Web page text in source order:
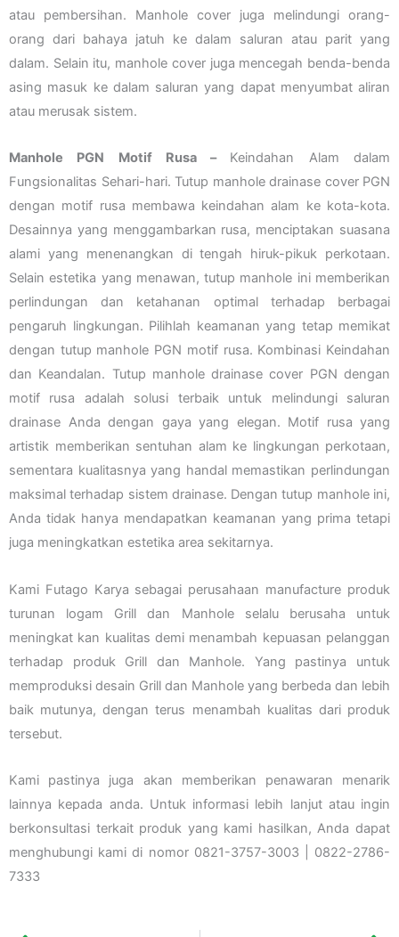
atau pembersihan. Manhole cover juga melindungi orang-
orang dari bahaya jatuh ke dalam saluran atau parit yang
dalam. Selain itu, manhole cover juga mencegah benda-benda
asing masuk ke dalam saluran yang dapat menyumbat aliran
atau merusak sistem.
Manhole PGN Motif Rusa – Keindahan Alam dalam
Fungsionalitas Sehari-hari. Tutup manhole drainase cover PGN
dengan motif rusa membawa keindahan alam ke kota-kota.
Desainnya yang menggambarkan rusa, menciptakan suasana
alami yang menenangkan di tengah hiruk-pikuk perkotaan.
Selain estetika yang menawan, tutup manhole ini memberikan
perlindungan dan ketahanan optimal terhadap berbagai
pengaruh lingkungan. Pilihlah keamanan yang tetap memikat
dengan tutup manhole PGN motif rusa. Kombinasi Keindahan
dan Keandalan. Tutup manhole drainase cover PGN dengan
motif rusa adalah solusi terbaik untuk melindungi saluran
drainase Anda dengan gaya yang elegan. Motif rusa yang
artistik memberikan sentuhan alam ke lingkungan perkotaan,
sementara kualitasnya yang handal memastikan perlindungan
maksimal terhadap sistem drainase. Dengan tutup manhole ini,
Anda tidak hanya mendapatkan keamanan yang prima tetapi
juga meningkatkan estetika area sekitarnya.
Kami Futago Karya sebagai perusahaan manufacture produk
turunan logam Grill dan Manhole selalu berusaha untuk
meningkat kan kualitas demi menambah kepuasan pelanggan
terhadap produk Grill dan Manhole. Yang pastinya untuk
memproduksi desain Grill dan Manhole yang berbeda dan lebih
baik mutunya, dengan terus menambah kualitas dari produk
tersebut.
Kami pastinya juga akan memberikan penawaran menarik
lainnya kepada anda. Untuk informasi lebih lanjut atau ingin
berkonsultasi terkait produk yang kami hasilkan, Anda dapat
menghubungi kami di nomor 0821-3757-3003 | 0822-2786-
7333